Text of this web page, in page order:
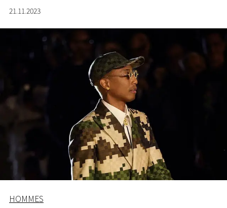
21.11.2023
HOMMES